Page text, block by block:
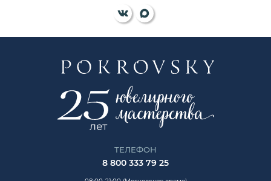
ТЕЛЕФОН
8 800 333 79 25